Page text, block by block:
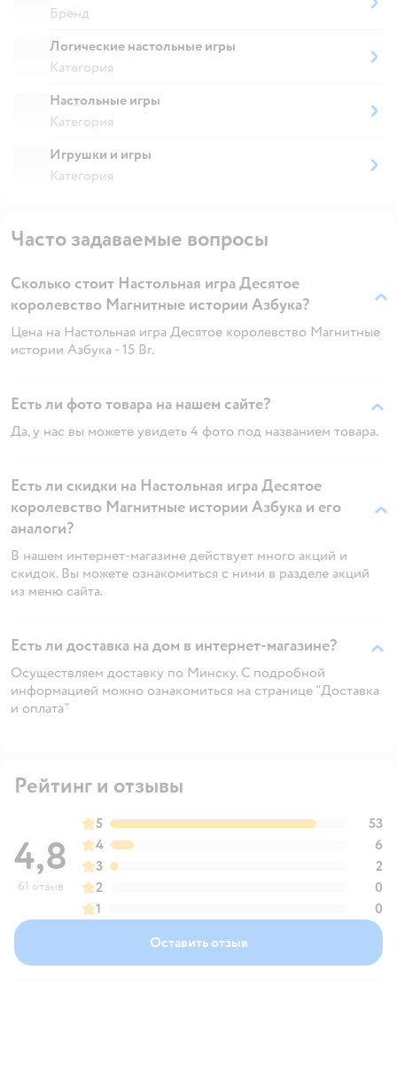
Бренд
Логические настольные игры
Категория
Настольные игры
Категория
Игрушки и игры
Категория
Часто задаваемые вопросы
Сколько стоит Настольная игра Десятое
королевство Магнитные истории Азбука?
Цена на Настольная игра Десятое королевство Магнитные
истории Азбука - 15 Br.
Есть ли фото товара на нашем сайте?
Да, у нас вы можете увидеть 4 фото под названием товара.
Есть ли скидки на Настольная игра Десятое
королевство Магнитные истории Азбука и его
аналоги?
В нашем интернет-магазине действует много акций и
скидок. Вы можете ознакомиться с ними в разделе акций
из меню сайта.
Есть ли доставка на дом в интернет-магазине?
Осуществляем доставку по Минску. С подробной
информацией можно ознакомиться на странице "Доставка
и оплата"
Рейтинг и отзывы
4,8
61 отзыв
5
53
4
6
3
2
2
0
1
0
Оставить отзыв